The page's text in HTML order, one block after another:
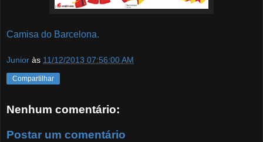
Camisa do Barcelona.
Junior às 11/12/2013 07:56:00 AM
Compartilhar
Nenhum comentário:
Postar um comentário